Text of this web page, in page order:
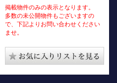
掲載物件のみの表示となります。
多数の未公開物件もございますの
で、下記よりお問い合わせください
ませ。